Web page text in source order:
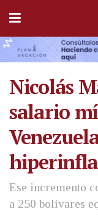
Nicolás
salario
Ese incremento
a 250 bolívares